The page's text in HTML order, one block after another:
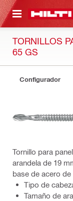
PRINCIPAL
TORNILLOS
65 GS
Configurador
Tornillo para
arandela de 19
base de acero
Tipo de
Tamaño de